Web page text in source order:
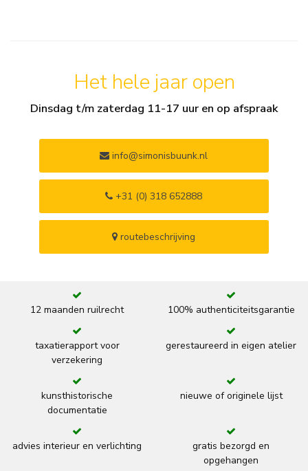
Het hele jaar open
Dinsdag t/m zaterdag 11-17 uur en op afspraak
info@simonisbuunk.nl
+31 (0) 318 652888
routebeschrijving
12 maanden ruilrecht 100% authenticiteitsgarantie
taxatierapport voor
verzekering
gerestaureerd in eigen atelier
kunsthistorische
documentatie
nieuwe of originele lijst
advies interieur en verlichting
gratis bezorgd en
opgehangen